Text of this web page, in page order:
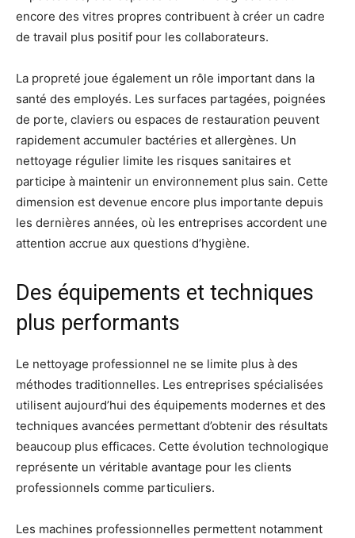
encore des vitres propres contribuent à créer un cadre
de travail plus positif pour les collaborateurs.
La propreté joue également un rôle important dans la
santé des employés. Les surfaces partagées, poignées
de porte, claviers ou espaces de restauration peuvent
rapidement accumuler bactéries et allergènes. Un
nettoyage régulier limite les risques sanitaires et
participe à maintenir un environnement plus sain. Cette
dimension est devenue encore plus importante depuis
les dernières années, où les entreprises accordent une
attention accrue aux questions d’hygiène.
Des équipements et techniques
plus performants
Le nettoyage professionnel ne se limite plus à des
méthodes traditionnelles. Les entreprises spécialisées
utilisent aujourd’hui des équipements modernes et des
techniques avancées permettant d’obtenir des résultats
beaucoup plus efficaces. Cette évolution technologique
représente un véritable avantage pour les clients
professionnels comme particuliers.
Les machines professionnelles permettent notamment